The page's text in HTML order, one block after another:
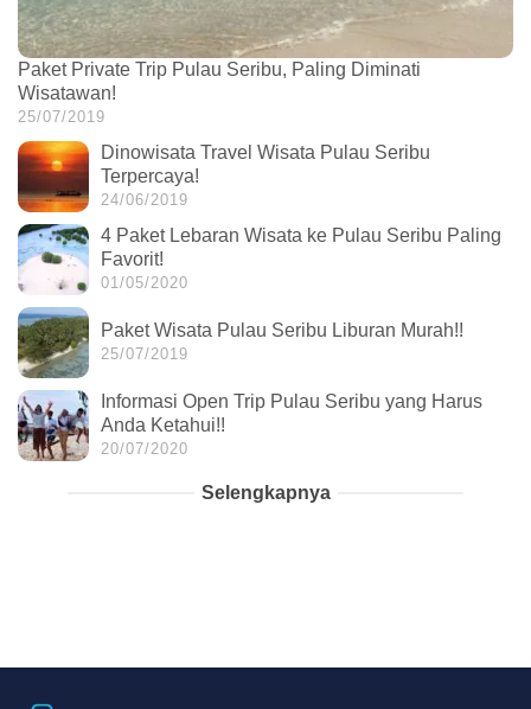
Paket Private Trip Pulau Seribu, Paling Diminati
Wisatawan!
25/07/2019
Dinowisata Travel Wisata Pulau Seribu
Terpercaya!
24/06/2019
4 Paket Lebaran Wisata ke Pulau Seribu Paling
Favorit!
01/05/2020
Paket Wisata Pulau Seribu Liburan Murah!!
25/07/2019
Informasi Open Trip Pulau Seribu yang Harus
Anda Ketahui!!
20/07/2020
Selengkapnya